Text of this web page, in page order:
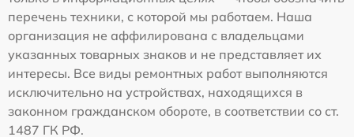
перечень техники, с которой мы работаем. Наша
организация не аффилирована с владельцами
указанных товарных знаков и не представляет их
интересы. Все виды ремонтных работ выполняются
исключительно на устройствах, находящихся в
законном гражданском обороте, в соответствии со ст.
1487 ГК РФ.